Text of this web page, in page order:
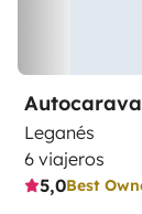
Leganés
6 viajeros
5,0Best